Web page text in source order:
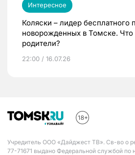
Интересное
Коляски – лидер бесплатного
новорожденных в Томске.
родители?
22:00 / 16.07.26
Учредитель ООО «Дайджест ТВ». Св-во о
77-71671 выдано Федеральной службой по